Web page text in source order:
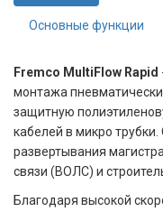
Основные функции
Fremco MultiFlow Rapid
монтажа
защитную
кабелей в микро
развертывания
связи (ВОЛС) и
Благодаря высокой